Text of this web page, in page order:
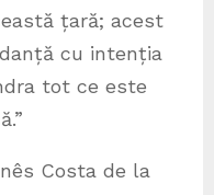
țară; acest
cu intenția
tot ce este
Costa de la